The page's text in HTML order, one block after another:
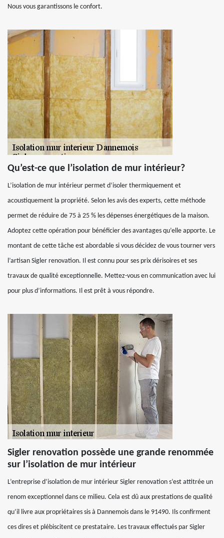
Nous vous garantissons le confort.
Qu’est-ce que l’isolation de mur intérieur?
L’isolation de mur intérieur permet d’isoler thermiquement et
acoustiquement la propriété. Selon les avis des experts, cette méthode
permet de réduire de 75 à 25 % les dépenses énergétiques de la maison.
Adoptez cette opération pour bénéficier des avantages qu’elle apporte. Le
montant de cette tâche est abordable si vous décidez de vous tourner vers
l’artisan Sigler renovation. Il est connu pour ses prix dérisoires et ses
travaux de qualité exceptionnelle. Mettez-vous en communication avec lui
pour plus d’informations. Il est prêt à vous répondre.
Sigler renovation possède une grande renommée
sur l’isolation de mur intérieur
L’entreprise d’isolation de mur intérieur Sigler renovation s’est attitrée un
renom exceptionnel dans ce milieu. Cela est dû aux prestations de qualité
qu’il livre aux propriétaires sis à Dannemois dans le 91490. Ils confirment
ces dires et plébiscitent ce prestataire. Les travaux effectués par Sigler